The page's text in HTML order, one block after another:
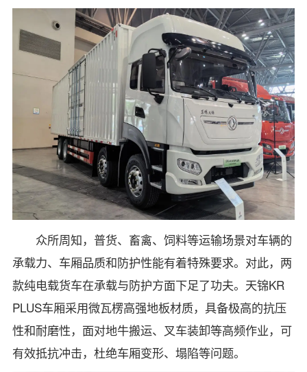
众所周知，普货、畜禽、饲料等运输场景对车辆的
承载力、车厢品质和防护性能有着特殊要求。对此，两
款纯电载货车在承载与防护方面下足了功夫。天锦KR
PLUS车厢采用微瓦楞高强地板材质，具备极高的抗压
性和耐磨性，面对地牛搬运、叉车装卸等高频作业，可
有效抵抗冲击，杜绝车厢变形、塌陷等问题。